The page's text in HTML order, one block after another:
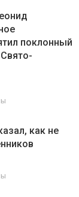
поклонный
как не